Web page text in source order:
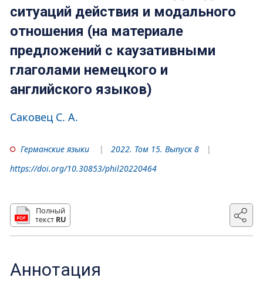
ситуаций действия и модального
отношения (на материале
предложений с каузативными
глаголами немецкого и
английского языков)
Саковец С. А.
Германские языки
2022. Том 15. Выпуск 8
https://doi.org/10.30853/phil20220464
Полный
текст RU
Аннотация